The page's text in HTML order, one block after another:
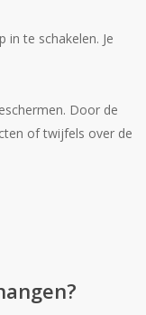
te schakelen. Je
Door de
of twijfels over de